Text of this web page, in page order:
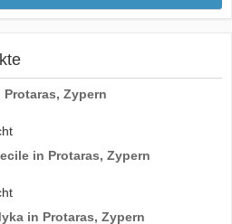
Zypern
in Protaras, Zypern
in Protaras, Zypern